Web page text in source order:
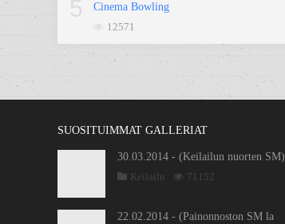
Cinema Bowling
12571
SUOSITUIMMAT GALLERIAT
30.03.2014 - (Keilailun nuorten SM)
Keilailu
71152
22.02.2014 - (Painonnoston SM la